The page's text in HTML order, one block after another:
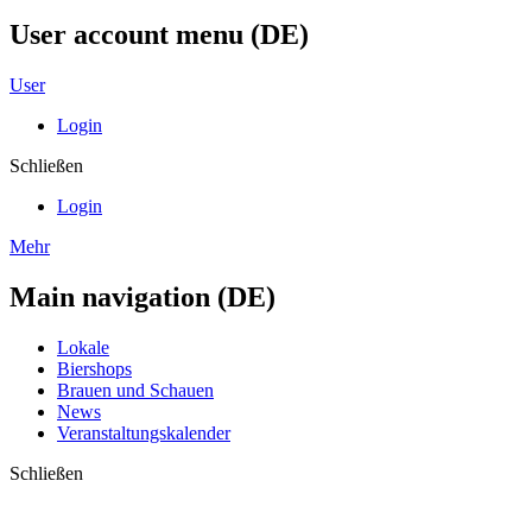
User account menu (DE)
User
Login
Schließen
Login
Mehr
Main navigation (DE)
Lokale
Biershops
Brauen und Schauen
News
Veranstaltungskalender
Schließen